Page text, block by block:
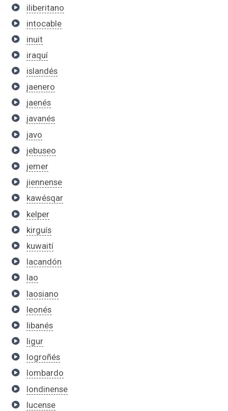
iliberitano
intocable
inuit
iraquí
islandés
jaenero
jaenés
javanés
javo
jebuseo
jemer
jiennense
kawésqar
kelper
kirguís
kuwaití
lacandón
lao
laosiano
leonés
libanés
ligur
logroñés
lombardo
londinense
lucense